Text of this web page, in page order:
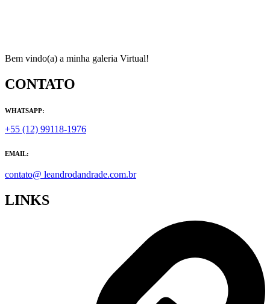
Bem vindo(a) a minha galeria Virtual!
CONTATO
WHATSAPP:
+55 (12) 99118-1976
EMAIL:
contato@ leandrodandrade.com.br
LINKS